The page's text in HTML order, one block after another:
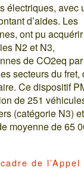
électriques, avec
d’aides. Les
ont pu
N2 et N3,
de CO2eq
secteurs du fret,
Ce dispositif
de 251
(catégorie N3)
moyenne de 65
de l’Appel